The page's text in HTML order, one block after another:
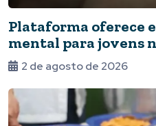
Plataforma oferece
mental para jovens
2 de agosto de 2026